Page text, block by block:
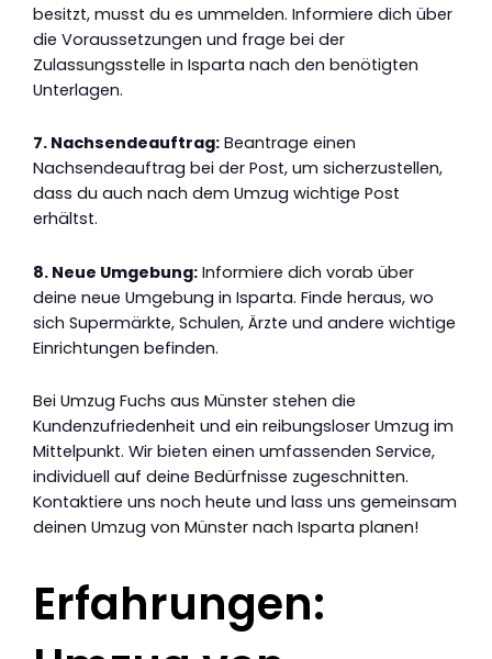
besitzt, musst du es ummelden. Informiere dich über
die Voraussetzungen und frage bei der
Zulassungsstelle in Isparta nach den benötigten
Unterlagen.
7. Nachsendeauftrag: Beantrage einen
Nachsendeauftrag bei der Post, um sicherzustellen,
dass du auch nach dem Umzug wichtige Post
erhältst.
8. Neue Umgebung: Informiere dich vorab über
deine neue Umgebung in Isparta. Finde heraus, wo
sich Supermärkte, Schulen, Ärzte und andere wichtige
Einrichtungen befinden.
Bei Umzug Fuchs aus Münster stehen die
Kundenzufriedenheit und ein reibungsloser Umzug im
Mittelpunkt. Wir bieten einen umfassenden Service,
individuell auf deine Bedürfnisse zugeschnitten.
Kontaktiere uns noch heute und lass uns gemeinsam
deinen Umzug von Münster nach Isparta planen!
Erfahrungen: